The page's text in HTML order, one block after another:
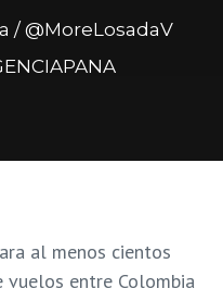
/ @MoreLosadaV
al menos cientos
vuelos entre Colombia